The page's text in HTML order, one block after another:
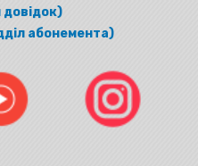
абонемента)